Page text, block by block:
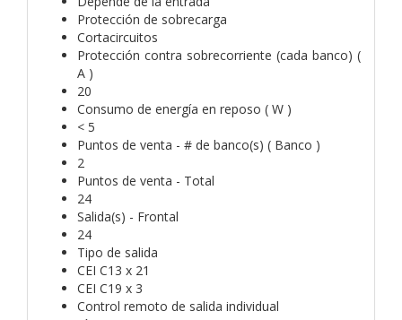
Protección de sobrecarga
Cortacircuitos
Protección contra sobrecorriente (cada banco) (
A )
20
Consumo de energía en reposo ( W )
< 5
Puntos de venta - # de banco(s) ( Banco )
2
Puntos de venta - Total
24
Salida(s) - Frontal
24
Tipo de salida
CEI C13 x 21
CEI C19 x 3
Control remoto de salida individual